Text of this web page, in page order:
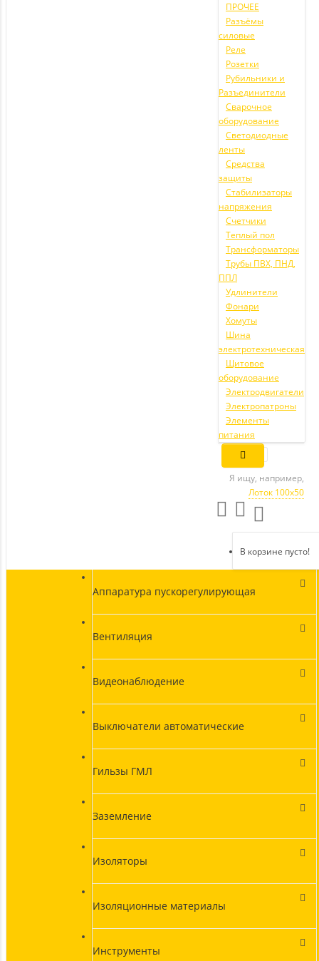
ПРОЧЕЕ
Разъёмы
силовые
Реле
Розетки
Рубильники и
Разъединители
Сварочное
оборудование
Светодиодные
ленты
Средства
защиты
Стабилизаторы
напряжения
Счетчики
Теплый пол
Трансформаторы
Трубы ПВХ, ПНД,
ППЛ
Удлинители
Фонари
Хомуты
Шина
электротехническая
Щитовое
оборудование
Электродвигатели
Электропатроны
Элементы
питания
Я ищу, например,
Лоток 100х50
В корзине пусто!
Аппаратура пускорегулирующая
Вентиляция
Видеонаблюдение
Выключатели автоматические
Гильзы ГМЛ
Заземление
Изоляторы
Изоляционные материалы
Инструменты